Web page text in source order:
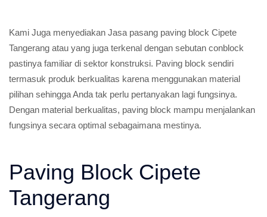
Kami Juga menyediakan Jasa pasang paving block Cipete
Tangerang atau yang juga terkenal dengan sebutan conblock
pastinya familiar di sektor konstruksi. Paving block sendiri
termasuk produk berkualitas karena menggunakan material
pilihan sehingga Anda tak perlu pertanyakan lagi fungsinya.
Dengan material berkualitas, paving block mampu menjalankan
fungsinya secara optimal sebagaimana mestinya.
Paving Block Cipete
Tangerang